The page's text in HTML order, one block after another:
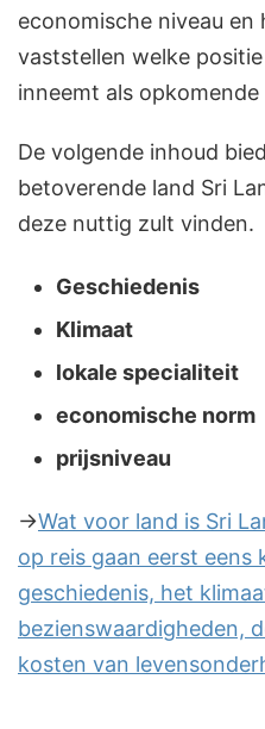
economische niveau en
vaststellen welke
inneemt als opkomende
De volgende inhoud
betoverende land Sri
deze nuttig zult vinden.
Geschiedenis
Klimaat
lokale specialiteit
economische norm
prijsniveau
→Wat voor land is Sri
op reis gaan eerst eens
geschiedenis, het
bezienswaardigheden,
kosten van